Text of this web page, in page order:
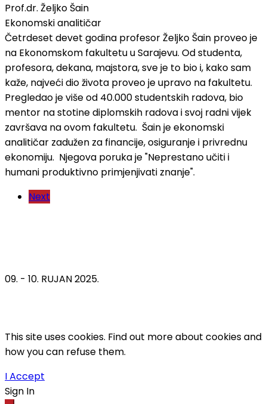
Prof.dr. Željko Šain
Ekonomski analitičar
Četrdeset devet godina profesor Željko Šain proveo je
na Ekonomskom fakultetu u Sarajevu. Od studenta,
profesora, dekana, majstora, sve je to bio i, kako sam
kaže, najveći dio života proveo je upravo na fakultetu.
Pregledao je više od 40.000 studentskih radova, bio
mentor na stotine diplomskih radova i svoj radni vijek
završava na ovom fakultetu. Šain je ekonomski
analitičar zadužen za financije, osiguranje i privrednu
ekonomiju. Njegova poruka je "Neprestano učiti i
humani produktivno primjenjivati znanje".
Next
09. - 10. RUJAN 2025.
This site uses cookies. Find out more about cookies and
how you can refuse them.
I Accept
Sign In